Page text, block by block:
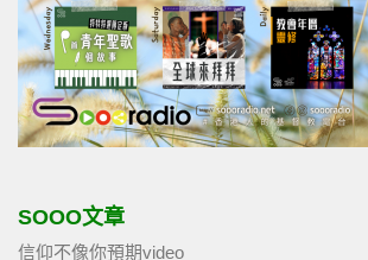
SOOO文章
信仰不像你預期video